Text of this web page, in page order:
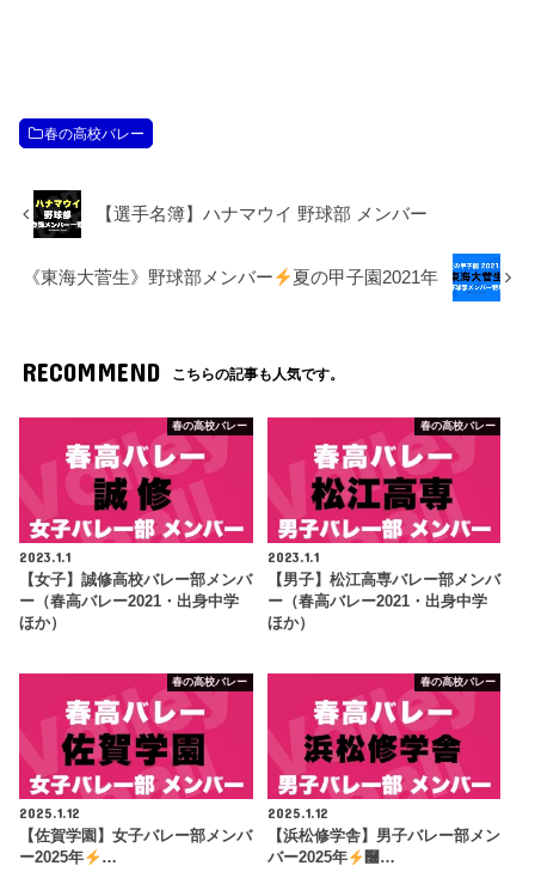
春の高校バレー
【選手名簿】ハナマウイ 野球部 メンバー
《東海大菅生》野球部メンバー 夏の甲子園2021年
RECOMMEND こちらの記事も人気です。
春の高校バレー
2023.1.1
【女子】誠修高校バレー部メンバ
ー（春高バレー2021・出身中学
ほか）
春の高校バレー
2023.1.1
【男子】松江高専バレー部メンバ
ー（春高バレー2021・出身中学
ほか）
春の高校バレー
2025.1.12
【佐賀学園】女子バレー部メンバ
ー2025年
…
春の高校バレー
2025.1.12
【浜松修学舎】男子バレー部メン
バー2025年
࿠…